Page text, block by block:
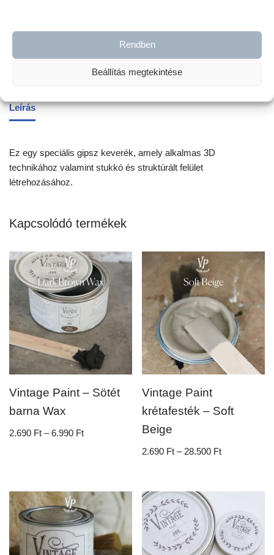
Rendben
Beállítás megtekintése
Címkék:Bababútor dekoráció,bútor dekoráció,bútorfestés,krétafesték,
Leírás
Ez egy speciális gipsz keverék, amely alkalmas 3D
technikához valamint stukkó és struktúrált felület
létrehozásához.
Kapcsolódó termékek
Vintage Paint – Sötét
barna Wax
2.690 Ft – 6.990 Ft
Vintage Paint
krétafesték – Soft
Beige
2.690 Ft – 28.500 Ft